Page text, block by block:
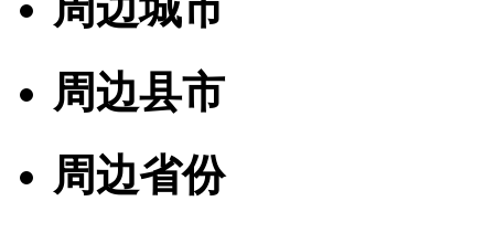
周边县市
周边省份